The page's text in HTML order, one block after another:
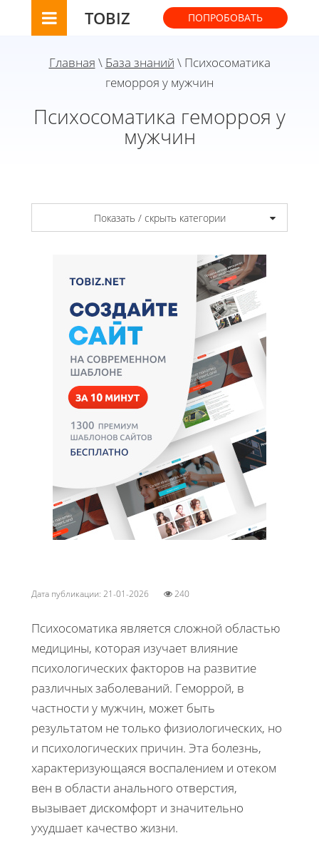
TOBIZ ПОПРОБОВАТЬ
Главная \ База знаний \ Психосоматика
геморроя у мужчин
Психосоматика геморроя у
мужчин
Показать / скрыть категории
Дата публикации: 21-01-2026 240
Психосоматика является сложной областью
медицины, которая изучает влияние
психологических факторов на развитие
различных заболеваний. Геморрой, в
частности у мужчин, может быть
результатом не только физиологических, но
и психологических причин. Эта болезнь,
характеризующаяся воспалением и отеком
вен в области анального отверстия,
вызывает дискомфорт и значительно
ухудшает качество жизни.